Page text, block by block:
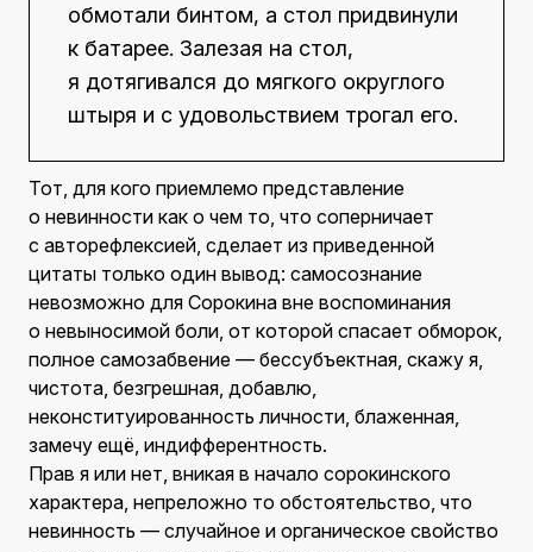
обмотали бинтом, а стол придвинули
к батарее. Залезая на стол,
я дотягивался до мягкого округлого
штыря и с удовольствием трогал его.
Тот, для кого приемлемо представление
о невинности как о чем то, что соперничает
с авторефлексией, сделает из приведенной
цитаты только один вывод: самосознание
невозможно для Сорокина вне воспоминания
о невыносимой боли, от которой спасает обморок,
полное самозабвение — бессубъектная, скажу я,
чистота, безгрешная, добавлю,
неконституированность личности, блаженная,
замечу ещё, индифферентность.
Прав я или нет, вникая в начало сорокинского
характера, непреложно то обстоятельство, что
невинность — случайное и органическое свойство